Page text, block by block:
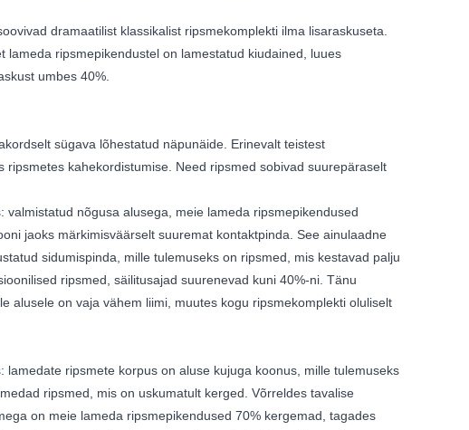
dramaatilist klassikalist ripsmekomplekti ilma lisaraskuseta.
ripsmepikendustel on lamestatud kiudained, luues
umbes 40%.
sügava lõhestatud näpunäide. Erinevalt teistest
kahekordistumise. Need ripsmed sobivad suurepäraselt
valmistatud nõgusa alusega, meie lameda ripsmepikendused
jaoks märkimisväärselt suuremat kontaktpinda. See ainulaadne
sidumispinda, mille tulemuseks on ripsmed, mis kestavad palju
ripsmed, säilitusajad suurenevad kuni 40%-ni. Tänu
alusele on vaja vähem liimi, muutes kogu ripsmekomplekti oluliselt
lamedate ripsmete korpus on aluse kujuga koonus, mille tulemuseks
ripsmed, mis on uskumatult kerged. Võrreldes tavalise
on meie lameda ripsmepikendused 70% kergemad, tagades